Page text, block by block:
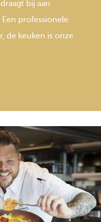
bij aan
professionele
de keuken is onze